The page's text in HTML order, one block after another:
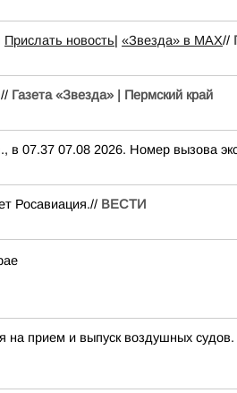
Прислать новость| «Звезда» в MAX//
Газета «Звезда» | Пермский край
в 07.37 07.08 2026. Номер вызова
Росавиация.// ВЕСТИ
и выпуск воздушных судов.